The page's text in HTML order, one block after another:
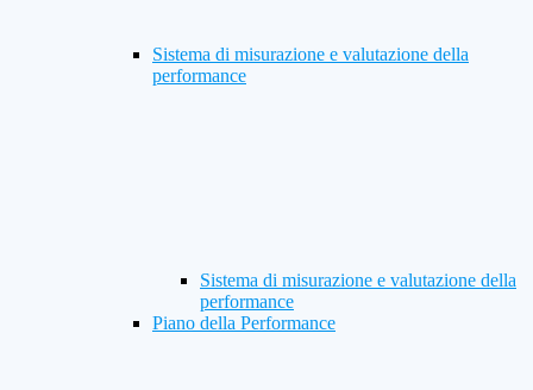
Sistema di misurazione e valutazione della
performance
Sistema di misurazione e valutazione della
performance
Piano della Performance